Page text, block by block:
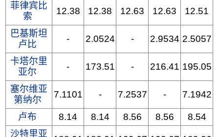
菲律宾比
索
12.38 12.38 12.63 12.63 12.51
巴基斯坦
卢比
- 2.0524 - 2.9534 2.5057
卡塔尔里
亚尔
- 173.51 - 216.41 195.05
塞尔维亚
第纳尔
7.1101 - 7.2537 - 7.1942
卢布 8.14 8.14 8.56 8.56
8.54
沙特里亚